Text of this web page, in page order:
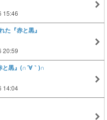
15:46
『赤と黒』
20:59
黒』(∩´∀｀)∩
14:04